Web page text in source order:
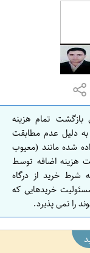
بازگشت تمام هزینه
دلیل عدم مطابقت
شده مانند (معیوب
هزینه اضافه توسط
شرط خرید از درگاه
خریدهایی که
را نمی پذیرد.